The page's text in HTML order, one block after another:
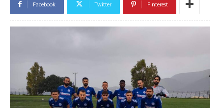
Facebook Twitter Pinterest